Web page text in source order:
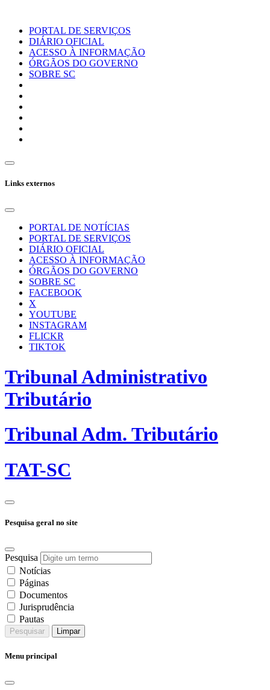
PORTAL DE SERVIÇOS
DIÁRIO OFICIAL
ACESSO À INFORMAÇÃO
ÓRGÃOS DO GOVERNO
SOBRE SC
Links externos
PORTAL DE NOTÍCIAS
PORTAL DE SERVIÇOS
DIÁRIO OFICIAL
ACESSO À INFORMAÇÃO
ÓRGÃOS DO GOVERNO
SOBRE SC
FACEBOOK
X
YOUTUBE
INSTAGRAM
FLICKR
TIKTOK
Tribunal Administrativo
Tributário
Tribunal Adm. Tributário
TAT-SC
Pesquisa geral no site
Pesquisa
Notícias
Páginas
Documentos
Jurisprudência
Pautas
Pesquisar Limpar
Menu principal